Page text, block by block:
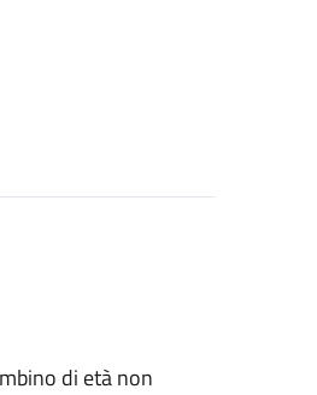
di età non